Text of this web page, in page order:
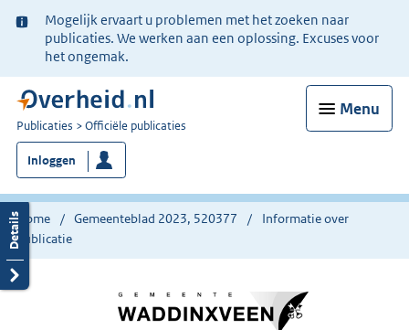
Ter
informatie:
Mogelijk ervaart u problemen met het zoeken naar
publicaties. We werken aan een oplossing. Excuses voor
het ongemak.
Menu
U
bent
nu
hier:
Publicaties Officiële publicaties
Inloggen
Home Gemeenteblad 2023, 520377
Informatie over
publicatie